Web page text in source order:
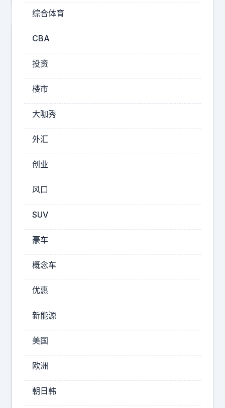
是
詹
孝
什
么
湖
人
不
锋
什
么
哈
姆
不
尼
克
机
会
这
种
逆
才
么
不
交
易
浓
眉
哥
，
又
不
提
前
续
约
？
综合体育
CBA
投资
楼市
大咖秀
外汇
创业
风口
SUV
豪车
概念车
优惠
新能源
美国
欧洲
朝日韩